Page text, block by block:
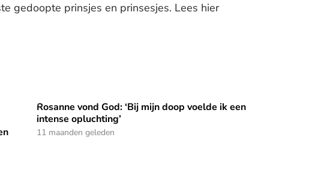
gedoopte prinsjes en prinsesjes. Lees hier
'Ook op je 97e wil je elkaar nog even vastpakken'
Rosanne vond God: ‘Bij mijn doop voelde ik een intense
Rosanne vond God: ‘Bij mijn doop voelde ik een
intense opluchting’
11 maanden geleden